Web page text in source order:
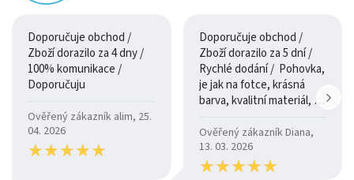
Doporučuje obchod /
Zboží dorazilo za 4 dny /
100% komunikace /
Doporučuju
Ověřený zákazník alim, 25.
04. 2026
★★★★★
★★★★★
Doporučuje obchod /
Zboží dorazilo za 5 dní /
Rychlé dodání / Pohovka,
je jak na fotce, krásná
barva, kvalitní materiál, a
Ověřený zákazník Diana,
13. 03. 2026
★★★★★
★★★★★